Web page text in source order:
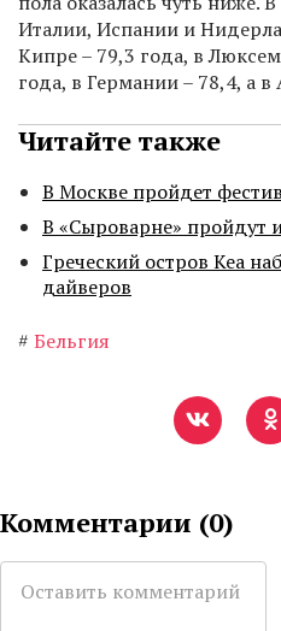
Италии, Испании и
Кипре – 79,3 года, в
года, в Германии – 78,4, а в
Читайте также
В Москве пройдет
В «Сыроварне» пройдут
Греческий остров Кеа
дайверов
# Бельгия
Комментарии (0)